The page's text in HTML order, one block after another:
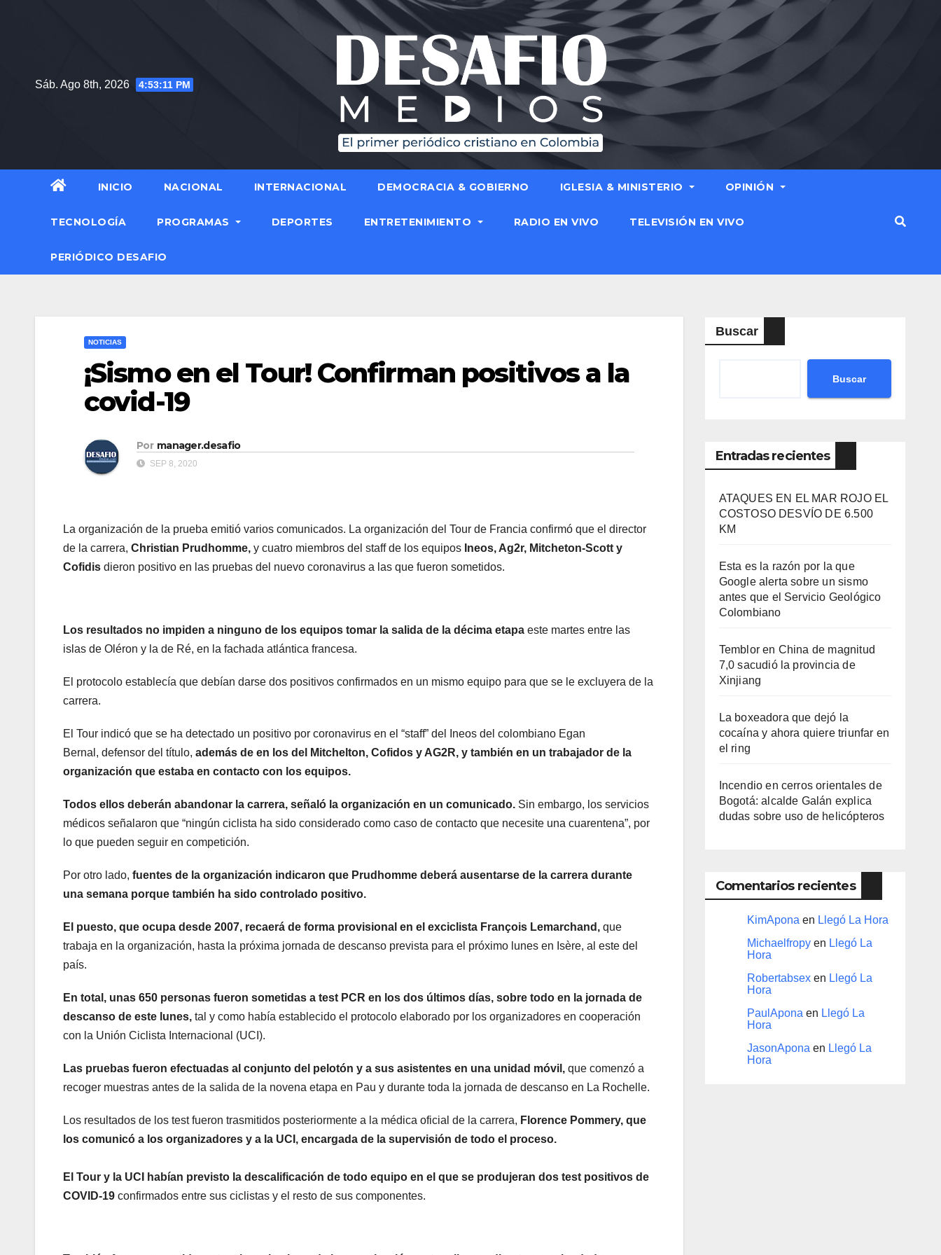
Sáb. Ago 8th, 2026 4:53:12 PM
INICIO NACIONAL INTERNACIONAL DEMOCRACIA & GOBIERNO IGLESIA & MINISTERIO OPINIÓN
TECNOLOGÍA PROGRAMAS DEPORTES ENTRETENIMIENTO RADIO EN VIVO TELEVISIÓN EN VIVO
PERIÓDICO DESAFIO
NOTICIAS
¡Sismo en el Tour! Confirman positivos a la
covid-19
Por manager.desafio
SEP 8, 2020
La organización de la prueba emitió varios comunicados. La organización del Tour de Francia confirmó que el director
de la carrera, Christian Prudhomme, y cuatro miembros del staff de los equipos Ineos, Ag2r, Mitcheton-Scott y
Cofidis dieron positivo en las pruebas del nuevo coronavirus a las que fueron sometidos.
Los resultados no impiden a ninguno de los equipos tomar la salida de la décima etapa este martes entre las
islas de Oléron y la de Ré, en la fachada atlántica francesa.
El protocolo establecía que debían darse dos positivos confirmados en un mismo equipo para que se le excluyera de la
carrera.
El Tour indicó que se ha detectado un positivo por coronavirus en el “staff” del Ineos del colombiano Egan
Bernal, defensor del título, además de en los del Mitchelton, Cofidos y AG2R, y también en un trabajador de la
organización que estaba en contacto con los equipos.
Todos ellos deberán abandonar la carrera, señaló la organización en un comunicado. Sin embargo, los servicios
médicos señalaron que “ningún ciclista ha sido considerado como caso de contacto que necesite una cuarentena”, por
lo que pueden seguir en competición.
Por otro lado, fuentes de la organización indicaron que Prudhomme deberá ausentarse de la carrera durante
una semana porque también ha sido controlado positivo.
El puesto, que ocupa desde 2007, recaerá de forma provisional en el exciclista François Lemarchand, que
trabaja en la organización, hasta la próxima jornada de descanso prevista para el próximo lunes en Isère, al este del
país.
En total, unas 650 personas fueron sometidas a test PCR en los dos últimos días, sobre todo en la jornada de
descanso de este lunes, tal y como había establecido el protocolo elaborado por los organizadores en cooperación
con la Unión Ciclista Internacional (UCI).
Las pruebas fueron efectuadas al conjunto del pelotón y a sus asistentes en una unidad móvil, que comenzó a
recoger muestras antes de la salida de la novena etapa en Pau y durante toda la jornada de descanso en La Rochelle.
Los resultados de los test fueron trasmitidos posteriormente a la médica oficial de la carrera, Florence Pommery, que
los comunicó a los organizadores y a la UCI, encargada de la supervisión de todo el proceso.
El Tour y la UCI habían previsto la descalificación de todo equipo en el que se produjeran dos test positivos de
COVID-19 confirmados entre sus ciclistas y el resto de sus componentes.
Buscar
Buscar
Entradas recientes
ATAQUES EN EL MAR ROJO EL
COSTOSO DESVÍO DE 6.500
KM
Esta es la razón por la que
Google alerta sobre un sismo
antes que el Servicio Geológico
Colombiano
Temblor en China de magnitud
7,0 sacudió la provincia de
Xinjiang
La boxeadora que dejó la
cocaína y ahora quiere triunfar en
el ring​
Incendio en cerros orientales de
Bogotá: alcalde Galán explica
dudas sobre uso de helicópteros
Comentarios recientes
KimAponaen Llegó La Hora
Michaelfropyen Llegó La
Hora
Robertabsexen Llegó La
Hora
PaulAponaen Llegó La
Hora
JasonAponaen Llegó La
Hora